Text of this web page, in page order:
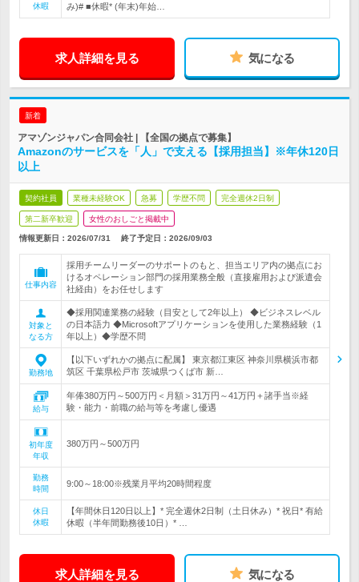
休暇
み)# ■休暇* (年末)年始…
求人詳細を見る 気になる
新着
アマゾンジャパン合同会社 | 【全国の拠点で募集】
Amazonのサービスを「人」で支える【採用担当】※年休120日
以上
契約社員 業種未経験OK 急募 学歴不問 完全週休2日制
第二新卒歓迎 女性のおしごと掲載中
情報更新日：2026/07/31 終了予定日： 2026/09/03
仕事内容
採用チームリーダーのサポートのもと、担当エリア内の拠点にお
けるオペレーション部門の採用業務全般（直接雇用および派遣会
社経由）をお任せします
対象と
なる方
◆採用関連業務の経験（目安として2年以上） ◆ビジネスレベル
の日本語力 ◆Microsoftアプリケーションを使用した業務経験（1
年以上）◆学歴不問
勤務地
【以下いずれかの拠点に配属】 東京都江東区 神奈川県横浜市都
筑区 千葉県松戸市 茨城県つくば市 新…
給与
年俸380万円～500万円＜月額＞31万円～41万円＋諸手当※経
験・能力・前職の給与等を考慮し優遇
初年度
年収
380万円～500万円
勤務
時間
9:00～18:00※残業月平均20時間程度
休日
休暇
【年間休日120日以上】* 完全週休2日制（土日休み）* 祝日* 有給
休暇（半年間勤務後10日）* …
求人詳細を見る 気になる